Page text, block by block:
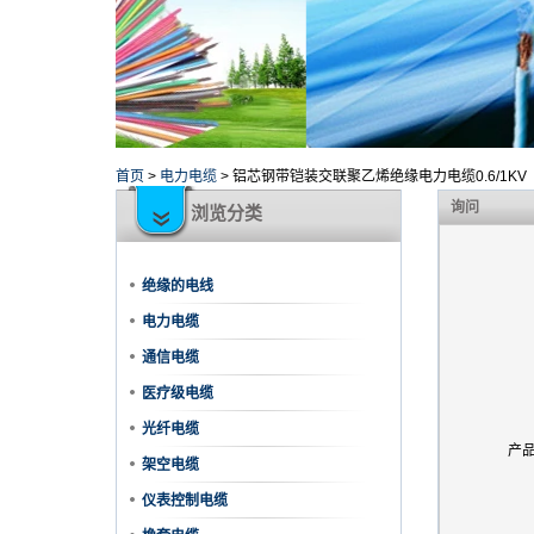
首页 > 电力电缆 > 铝芯钢带铠装交联聚乙烯绝缘电力电缆0.6/1KV
浏览分类
绝缘的电线
电力电缆
通信电缆
医疗级电缆
光纤电缆
架空电缆
仪表控制电缆
询问
产